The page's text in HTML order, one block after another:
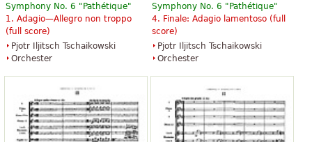
Symphony No. 6 "Pathétique"
1. Adagio—Allegro non troppo
(full score)
Pjotr Iljitsch Tschaikowski
Orchester
Symphony No. 6 "Pathétique"
4. Finale: Adagio lamentoso (full
score)
Pjotr Iljitsch Tschaikowski
Orchester